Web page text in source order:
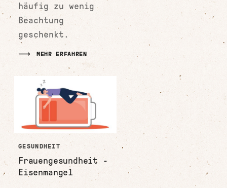
häufig zu wenig
Beachtung
geschenkt.
MEHR ERFAHREN
GESUNDHEIT
Frauengesundheit -
Eisenmangel